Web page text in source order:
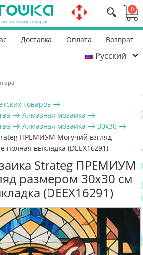
Доставка Оплата
Возврат
Помощь ВСУ
Русский
детских товаров
0
товаров
Алмазная мозаика
Алмазная мозаика
30х30
ПРЕМИУМ Могучий взгляд
полная выкладка (DEEX16291)
Strateg ПРЕМИУМ
размером 30х30 см
(DEEX16291)